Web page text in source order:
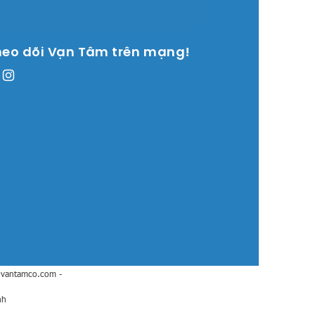
dõi Vạn Tâm trên mạng!
-